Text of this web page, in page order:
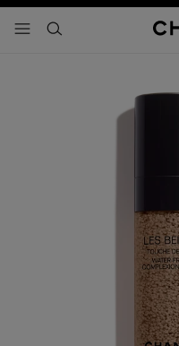
- navegación principal
buscar